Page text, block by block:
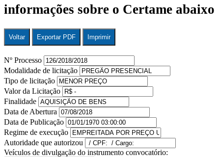
informações sobre o Certame abaixo
Voltar Exportar PDF Imprimir
Nº Processo
Modalidade de licitação
Tipo de licitação
Valor da Licitação
Finalidade
Data de Abertura
Data de Publicação
Regime de execução
Autoridade que autorizou
Veículos de divulgação do instrumento convocatório: